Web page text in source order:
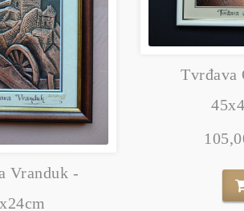
Vranduk -
Tvrđava